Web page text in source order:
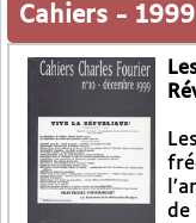
Cahiers -
de